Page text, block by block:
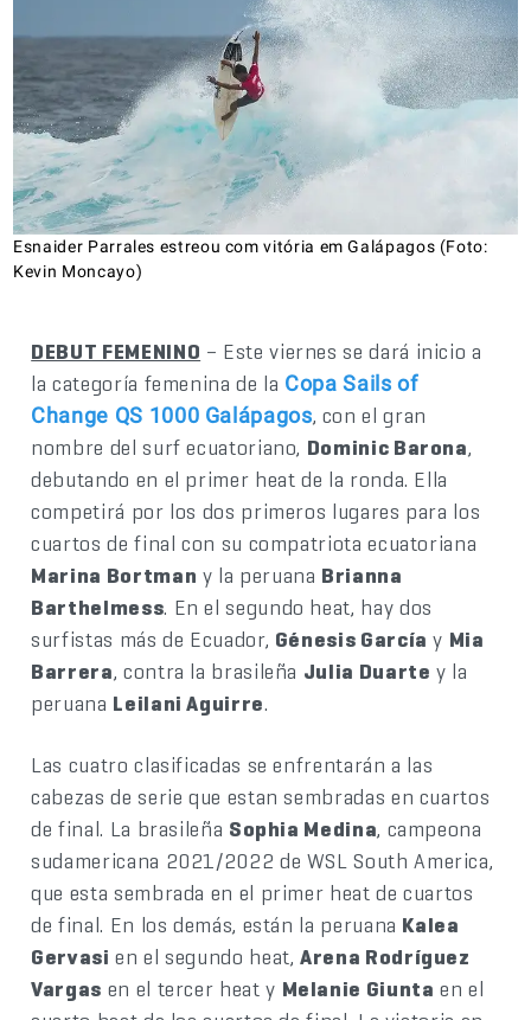
Esnaider Parrales estreou com vitória em Galápagos (Foto:
Kevin Moncayo)
DEBUT FEMENINO – Este viernes se dará inicio a
la categoría femenina de la Copa Sails of
Change QS 1000 Galápagos, con el gran
nombre del surf ecuatoriano, Dominic Barona,
debutando en el primer heat de la ronda. Ella
competirá por los dos primeros lugares para los
cuartos de final con su compatriota ecuatoriana
Marina Bortman y la peruana Brianna
Barthelmess. En el segundo heat, hay dos
surfistas más de Ecuador, Génesis García y Mia
Barrera, contra la brasileña Julia Duarte y la
peruana Leilani Aguirre.
Las cuatro clasificadas se enfrentarán a las
cabezas de serie que estan sembradas en cuartos
de final. La brasileña Sophia Medina, campeona
sudamericana 2021/2022 de WSL South America,
que esta sembrada en el primer heat de cuartos
de final. En los demás, están la peruana Kalea
Gervasi en el segundo heat,Arena Rodríguez
Vargas en el tercer heat y Melanie Giunta en el